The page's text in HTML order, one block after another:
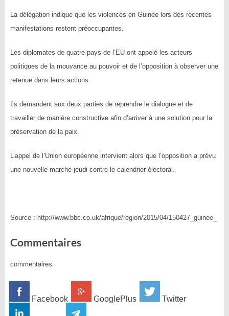
La délégation indique que les violences en Guinée lors des récentes
manifestations restent préoccupantes.
Les diplomates de quatre pays de l’EU ont appelé les acteurs
politiques de la mouvance au pouvoir et de l’opposition à observer une
retenue dans leurs actions.
Ils demandent aux deux parties de reprendre le dialogue et de
travailler de manière constructive afin d’arriver à une solution pour la
préservation de la paix.
L’appel de l’Union européenne intervient alors que l’opposition a prévu
une nouvelle marche jeudi contre le calendrier électoral.
Source : http://www.bbc.co.uk/afrique/region/2015/04/150427_guinee_
Commentaires
commentaires
Facebook GooglePlus Twitter